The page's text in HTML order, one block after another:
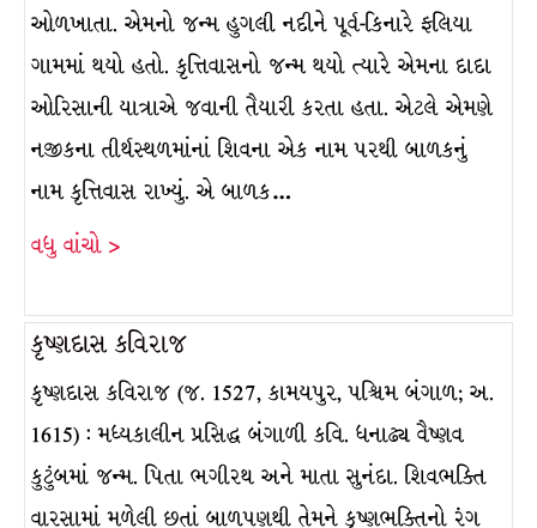
ઓળખાતા. એમનો જન્મ હુગલી નદીને પૂર્વ-કિનારે ફલિયા
ગામમાં થયો હતો. કૃત્તિવાસનો જન્મ થયો ત્યારે એમના દાદા
ઓરિસાની યાત્રાએ જવાની તૈયારી કરતા હતા. એટલે એમણે
નજીકના તીર્થસ્થળમાંનાં શિવના એક નામ પરથી બાળકનું
નામ કૃત્તિવાસ રાખ્યું. એ બાળક…
વધુ વાંચો >
કૃષ્ણદાસ કવિરાજ
કૃષ્ણદાસ કવિરાજ (જ. 1527, કામયપુર, પશ્ચિમ બંગાળ; અ.
1615) : મધ્યકાલીન પ્રસિદ્ધ બંગાળી કવિ. ધનાઢ્ય વૈષ્ણવ
કુટુંબમાં જન્મ. પિતા ભગીરથ અને માતા સુનંદા. શિવભક્તિ
વારસામાં મળેલી છતાં બાળપણથી તેમને કૃષ્ણભક્તિનો રંગ